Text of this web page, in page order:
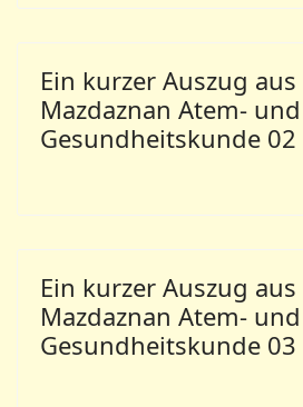
Ein kurzer Auszug
Mazdaznan Atem- und
Gesundheitskunde 02
Ein kurzer Auszug
Mazdaznan Atem- und
Gesundheitskunde 03